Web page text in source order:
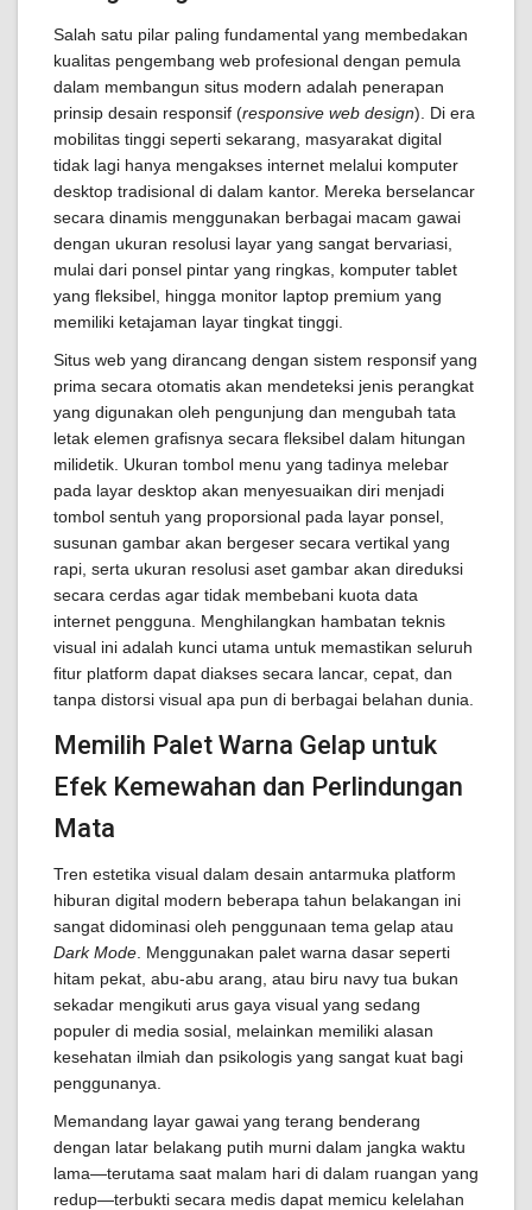
Salah satu pilar paling fundamental yang membedakan
kualitas pengembang web profesional dengan pemula
dalam membangun situs modern adalah penerapan
prinsip desain responsif (responsive web design). Di era
mobilitas tinggi seperti sekarang, masyarakat digital
tidak lagi hanya mengakses internet melalui komputer
desktop tradisional di dalam kantor. Mereka berselancar
secara dinamis menggunakan berbagai macam gawai
dengan ukuran resolusi layar yang sangat bervariasi,
mulai dari ponsel pintar yang ringkas, komputer tablet
yang fleksibel, hingga monitor laptop premium yang
memiliki ketajaman layar tingkat tinggi.
Situs web yang dirancang dengan sistem responsif yang
prima secara otomatis akan mendeteksi jenis perangkat
yang digunakan oleh pengunjung dan mengubah tata
letak elemen grafisnya secara fleksibel dalam hitungan
milidetik. Ukuran tombol menu yang tadinya melebar
pada layar desktop akan menyesuaikan diri menjadi
tombol sentuh yang proporsional pada layar ponsel,
susunan gambar akan bergeser secara vertikal yang
rapi, serta ukuran resolusi aset gambar akan direduksi
secara cerdas agar tidak membebani kuota data
internet pengguna. Menghilangkan hambatan teknis
visual ini adalah kunci utama untuk memastikan seluruh
fitur platform dapat diakses secara lancar, cepat, dan
tanpa distorsi visual apa pun di berbagai belahan dunia.
Memilih Palet Warna Gelap untuk
Efek Kemewahan dan Perlindungan
Mata
Tren estetika visual dalam desain antarmuka platform
hiburan digital modern beberapa tahun belakangan ini
sangat didominasi oleh penggunaan tema gelap atau
Dark Mode . Menggunakan palet warna dasar seperti
hitam pekat, abu-abu arang, atau biru navy tua bukan
sekadar mengikuti arus gaya visual yang sedang
populer di media sosial, melainkan memiliki alasan
kesehatan ilmiah dan psikologis yang sangat kuat bagi
penggunanya.
Memandang layar gawai yang terang benderang
dengan latar belakang putih murni dalam jangka waktu
lama—terutama saat malam hari di dalam ruangan yang
redup—terbukti secara medis dapat memicu kelelahan